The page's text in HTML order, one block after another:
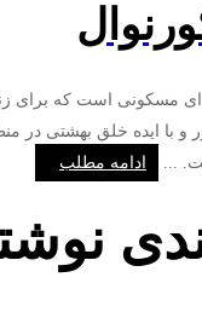
ای مسکونی است که برای
و با ایده خلق بهشتی در
...
ادامه مطلب